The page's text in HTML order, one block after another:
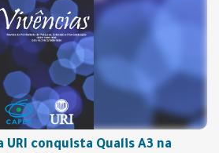
URI conquista Qualis A3 na